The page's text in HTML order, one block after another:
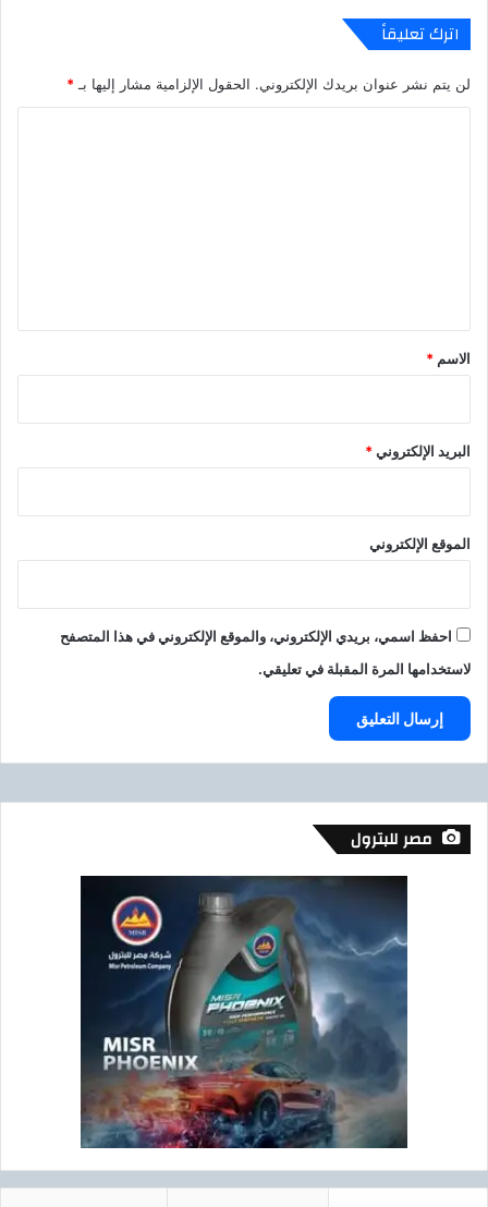
ا
ر
ئ
ة
اترك تعليقاً
لن يتم نشر عنوان بريدك الإلكتروني. الحقول الإلزامية مشار إليها بـ*
*
الاسم *
البريد الإلكتروني*
الموقع الإلكتروني
احفظ اسمي، بريدي الإلكتروني، والموقع الإلكتروني في هذا المتصفح
لاستخدامها المرة المقبلة في تعليقي.
مصر للبترول